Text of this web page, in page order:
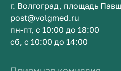
г. Волгоград, площадь
post@volgmed.ru
пн-пт, с 10:00 до 18:00
сб, с 10:00 до 14:00